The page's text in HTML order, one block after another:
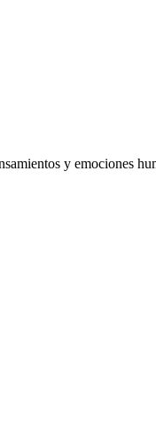
y emociones